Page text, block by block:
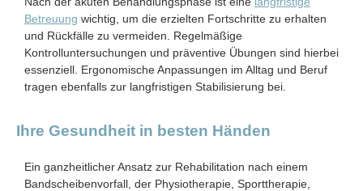
Betreuung wichtig, um die erzielten Fortschritte zu erhalten
und Rückfälle zu vermeiden. Regelmäßige
Kontrolluntersuchungen und präventive Übungen sind hierbei
essenziell. Ergonomische Anpassungen im Alltag und Beruf
tragen ebenfalls zur langfristigen Stabilisierung bei.
Ihre Gesundheit in besten Händen
Ein ganzheitlicher Ansatz zur Rehabilitation nach einem
Bandscheibenvorfall, der Physiotherapie, Sporttherapie,